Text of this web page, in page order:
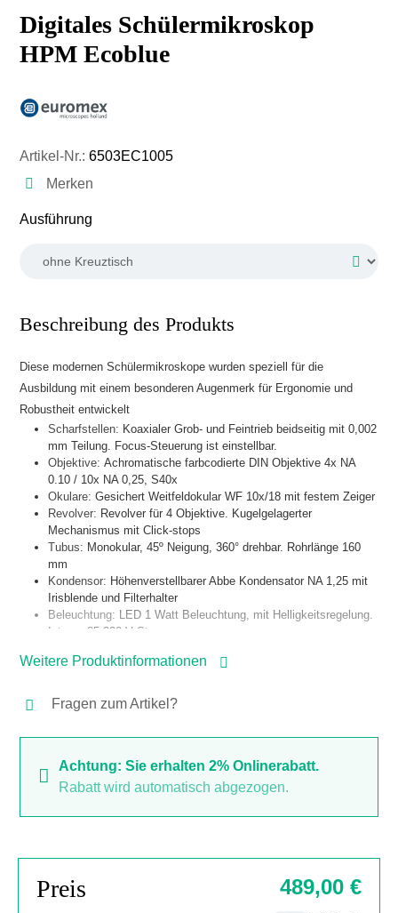
Digitales Schülermikroskop
HPM Ecoblue
Artikel-Nr.: 6503EC1005
Merken
Ausführung
Beschreibung des Produkts
Diese modernen Schülermikroskope wurden speziell für die
Ausbildung mit einem besonderen Augenmerk für Ergonomie und
Robustheit entwickelt
Scharfstellen: Koaxialer Grob- und Feintrieb beidseitig mit 0,002
mm Teilung. Focus-Steuerung ist einstellbar.
Objektive: Achromatische farbcodierte DIN Objektive 4x NA
0.10 / 10x NA 0,25, S40x
Okulare: Gesichert Weitfeldokular WF 10x/18 mit festem Zeiger
Revolver: Revolver für 4 Objektive. Kugelgelagerter
Mechanismus mit Click-stops
Tubus: Monokular, 45º Neigung, 360° drehbar. Rohrlänge 160
mm
Kondensor: Höhenverstellbarer Abbe Kondensator NA 1,25 mit
Irisblende und Filterhalter
Beleuchtung: LED 1 Watt Beleuchtung, mit Helligkeitsregelung.
Interne 85-230 V Stromversorgung
Bedienungsanleitung und Staubschutzhülle. Komplett in Styr
Weitere Produktinformationen
Fragen zum Artikel?
Achtung: Sie erhalten 2% Onlinerabatt.
Rabatt wird automatisch abgezogen.
Preis 489,00 €